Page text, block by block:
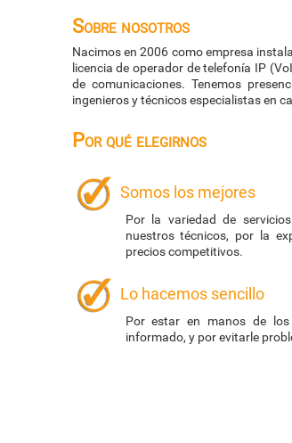
Sobre nosotros
Nacimos en 2006 como empresa
licencia de operador de telefonía IP
de comunicaciones. Tenemos
ingenieros y técnicos especialistas en
Por qué elegirnos
Somos los mejores
Por la variedad de
nuestros técnicos, por la
precios competitivos.
Lo hacemos sencillo
Por estar en manos de los
informado, y por evitarle